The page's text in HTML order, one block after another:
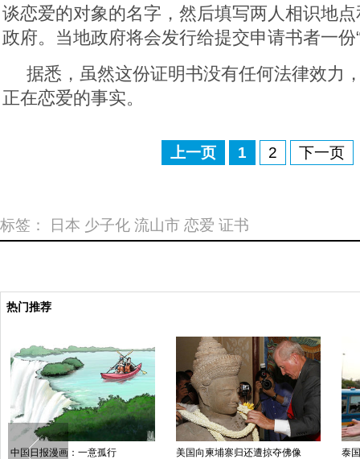
谈恋爱的对象的名字，然后填写两人相识地
政府。当地政府将会发行给提交申请书者一份
据悉，虽然这份证明书没有任何法律效力
正在恋爱的事实。
上一页 1 2 下一页
标签： 日本 少子化 流山市 恋爱 证书
热门推荐
摄影师微距揭秘昆虫世界：如外星
加男子为英女王打造镶钻豪华马车